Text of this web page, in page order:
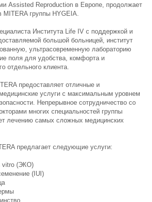
Assisted Reproduction в Европе, продолжает
MITERA группы HYGEIA.
Института Life IV с поддержкой и
большой больницей, институт
ультрасовременную лабораторию
поля для удобства, комфорта и
отдельного клиента.
предоставляет отличные и
услуги с максимальным уровнем
Непрерывное сотрудничество со
многих специальностей группы
лечению самых сложных медицинских
предлагает следующие услуги:
vitro (ЭКО)
(IUI)